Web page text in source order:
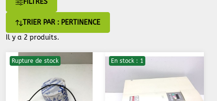
FILTRES
TRIER PAR : PERTINENCE
Il y a 2 produits.
Rupture de stock En stock : 1